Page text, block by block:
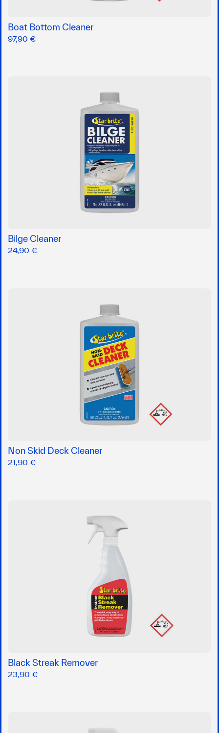
Boat Bottom Cleaner
97,90 €
Bilge Cleaner
24,90 €
Non Skid Deck Cleaner
21,90 €
Black Streak Remover
23,90 €